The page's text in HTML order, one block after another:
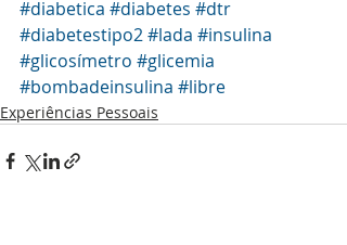
#diabetica #diabetes #dtr
#diabetestipo2#lada #insulina
#glicosímetro #glicemia
#bombadeinsulina #libre
Experiências Pessoais